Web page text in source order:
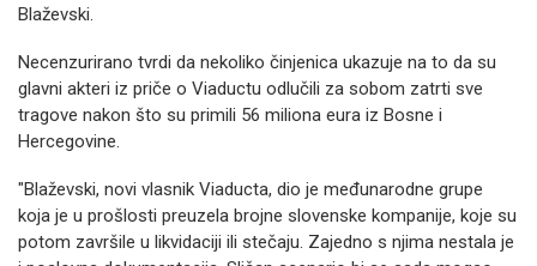
Blaževski.
Necenzurirano tvrdi da nekoliko činjenica ukazuje na to da su
glavni akteri iz priče o Viaductu odlučili za sobom zatrti sve
tragove nakon što su primili 56 miliona eura iz Bosne i
Hercegovine.
"Blaževski, novi vlasnik Viaducta, dio je međunarodne grupe
koja je u prošlosti preuzela brojne slovenske kompanije, koje su
potom završile u likvidaciji ili stečaju. Zajedno s njima nestala je